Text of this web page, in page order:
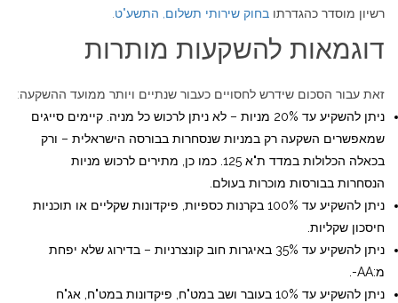
רשיון מוסדר כהגדרתו בחוק שירותי תשלום, התשע"ט.
דוגמאות להשקעות מותרות
זאת עבור הסכום שידרש לחסויים כעבור שנתיים ויותר ממועד ההשקעה:
ניתן להשקיע עד 20% מניות – לא ניתן לרכוש כל מניה. קיימים סייגים
שמאפשרים השקעה רק במניות שנסחרות בבורסה הישראלית – ורק
בכאלה הכלולות במדד ת"א 125. כמו כן, מתירים לרכוש מניות
הנסחרות בבורסות מוכרות בעולם.
ניתן להשקיע עד 100% בקרנות כספיות, פיקדונות שקליים או תוכניות
חיסכון שקליות.
ניתן להשקיע עד 35% באיגרות חוב קונצרניות – בדירוג שלא יפחת
מ:AA-.
ניתן להשקיע עד 10% בעובר ושב במט"ח, פיקדונות במט"ח, אג"ח